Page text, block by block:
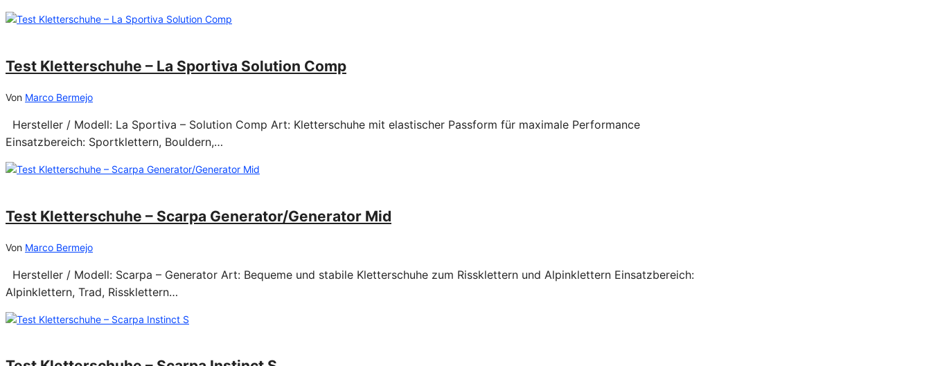
Test Kletterschuhe – La Sportiva Solution Comp
Von Marco Bermejo
Hersteller / Modell: La Sportiva – Solution Comp Art: Kletterschuhe mit elastischer Passform für maximale Performance
Einsatzbereich: Sportklettern, Bouldern,…
Test Kletterschuhe – Scarpa Generator/Generator Mid
Von Marco Bermejo
Hersteller / Modell: Scarpa – Generator Art: Bequeme und stabile Kletterschuhe zum Rissklettern und Alpinklettern Einsatzbereich:
Alpinklettern, Trad, Rissklettern…